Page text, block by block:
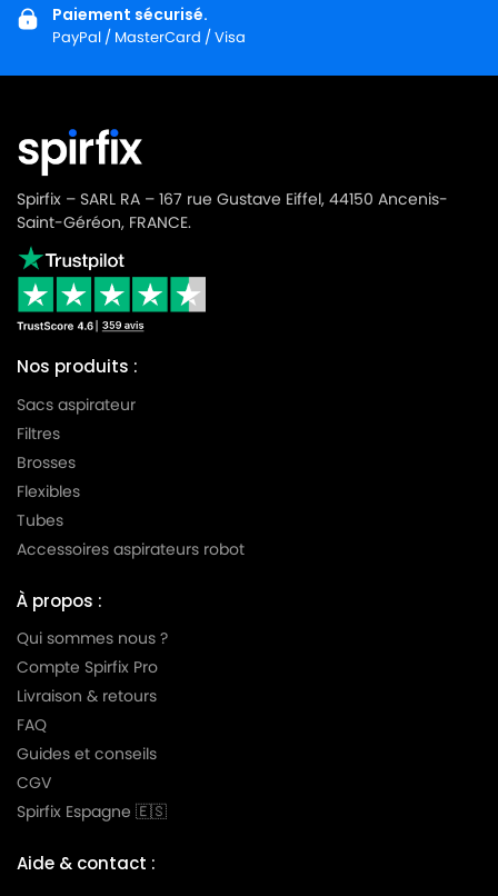
LG-
LG-GOLDSTAR TURBO 3200
GOLDSTAR
LG-
GOLDSTAR
GOLDSTAR
LG-
GOLDSTAR
LG-GOLDSTAR TURBO 3400
LG-
GOLDSTAR
LG-
GOLDSTAR
LG-
GOLDSTAR
LG-
GOLDSTAR
LG-GOLDSTAR TURBO V 3300 TD
LG-
GOLDSTAR
LG-
GOLDSTAR
GOLDSTAR
Paiement sécurisé.
PayPal / MasterCard / Visa
Spirfix – SARL RA – 167 rue Gustave Eiffel, 44150 Ancenis-
Saint-Géréon, FRANCE.
Nos produits :
Sacs aspirateur
Filtres
Brosses
Flexibles
Tubes
Accessoires aspirateurs robot
À propos :
Qui sommes nous ?
Compte Spirfix Pro
Livraison & retours
FAQ
Guides et conseils
CGV
Spirfix Espagne 🇪🇸
Aide & contact :